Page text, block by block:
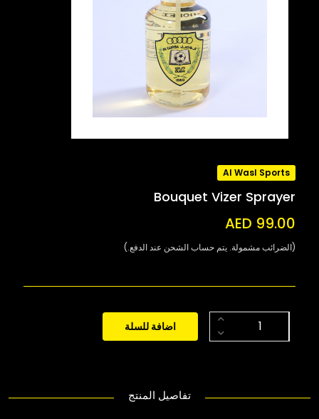
Al Wasl Sports
Bouquet Vizer Sprayer
AED 99.00
(الضرائب مشمولة. يتم حساب الشحن عند الدفع.)
اضافة للسلة
تفاصيل المنتج